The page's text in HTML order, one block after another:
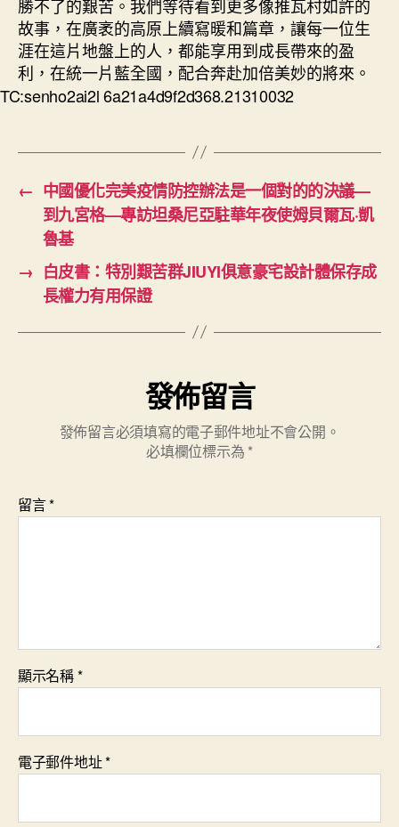
勝不了的艱苦。我們等待看到更多像推瓦村如許的
故事，在廣袤的高原上續寫暖和篇章，讓每一位生
涯在這片地盤上的人，都能享用到成長帶來的盈
利，在統一片藍全國，配合奔赴加倍美妙的將來。
TC:senho2ai2l 6a21a4d9f2d368.21310032
← 中國優化完美疫情防控辦法是一個對的的決議—
到九宮格—專訪坦桑尼亞駐華年夜使姆貝爾瓦·凱
魯基
→ 白皮書：特別艱苦群JIUYI俱意豪宅設計體保存成
長權力有用保證
發佈留言
發佈留言必須填寫的電子郵件地址不會公開。
必填欄位標示為 *
留言*
顯示名稱*
電子郵件地址*